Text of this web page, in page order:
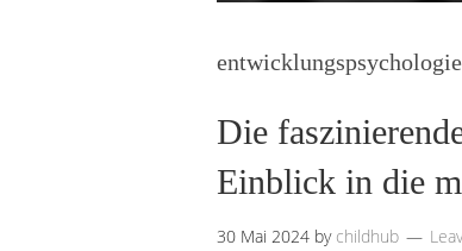
entwicklungspsychologie
Die
Einblick in die
30 Mai 2024 by childhub